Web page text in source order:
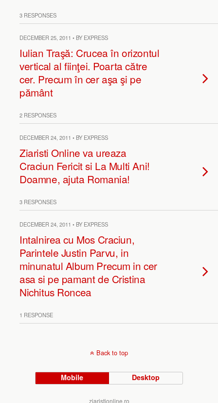
3 RESPONSES
DECEMBER 25, 2011 • BY EXPRESS
Iulian Traşă: Crucea în orizontul
vertical al fiinţei. Poarta către
cer. Precum în cer aşa şi pe
pământ
2 RESPONSES
DECEMBER 24, 2011 • BY EXPRESS
Ziaristi Online va ureaza
Craciun Fericit si La Multi Ani!
Doamne, ajuta Romania!
3 RESPONSES
DECEMBER 24, 2011 • BY EXPRESS
Intalnirea cu Mos Craciun,
Parintele Justin Parvu, in
minunatul Album Precum in cer
asa si pe pamant de Cristina
Nichitus Roncea
1 RESPONSE
Back to top
Mobile Desktop
ziaristionline.ro